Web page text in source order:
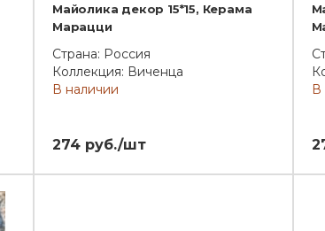
Майолика декор 15*15, Керама
Марацци
Страна: Россия
Коллекция: Виченца
В наличии
274 руб./шт
В